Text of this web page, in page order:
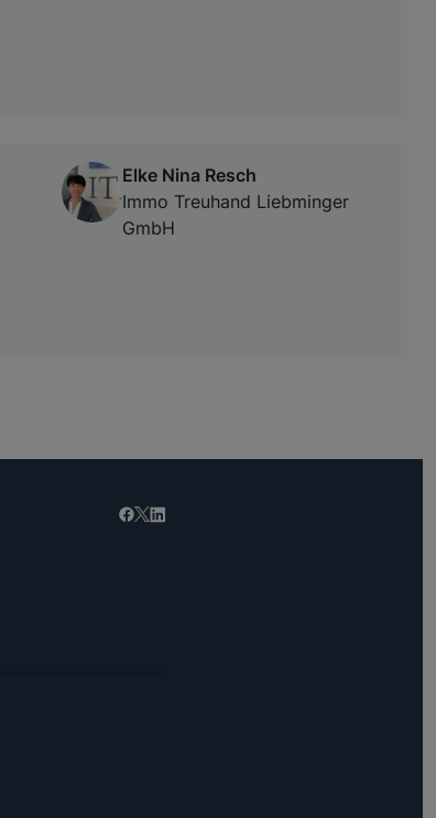
Elke Nina Resch
Immo Treuhand Liebminger
GmbH